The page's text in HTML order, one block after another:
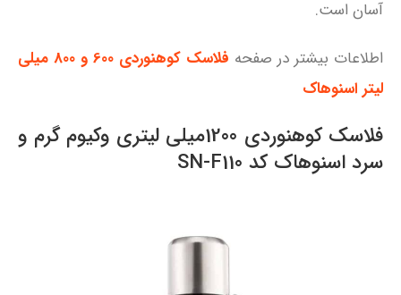
آسان است.
اطلاعات بیشتر در صفحه
فلاسک کوهنوردی 600 و 800 میلی
لیتر اسنوهاک
فلاسک کوهنوردی 1200میلی لیتری وکیوم گرم و
سرد اسنوهاک کد SN-F110